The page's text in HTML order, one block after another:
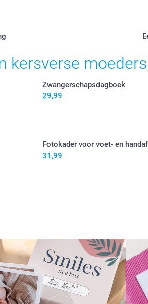
kersverse moeders
Zwangerschapsdagboek
29,99
Fotokader voor voet- en
31,99